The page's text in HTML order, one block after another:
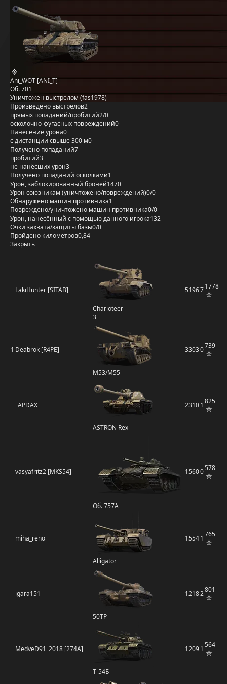
Ani_WOT [ANI_T]
Об. 701
Уничтожен выстрелом (fas1978)
Произведено выстрелов2
прямых попаданий/пробитий2/0
осколочно-фугасных повреждений0
Нанесение урона0
с дистанции свыше 300 м0
Получено попаданий7
пробитий3
не нанёсших урон3
Получено попаданий осколками1
Урон, заблокированный бронёй1470
Урон союзникам (уничтожено/повреждений)0/0
Обнаружено машин противника1
Повреждено/уничтожено машин противника0/0
Урон, нанесённый с помощью данного игрока132
Очки захвата/защиты базы0/0
Пройдено километров0,84
Закрыть
LakiHunter [SITAB]
Charioteer
3
519671778
1 Deabrok [R4PE]
M53/M55
33030739
_APDAX_
ASTRON Rex
23101 825
vasyafritz2 [MKS54]
Об. 757А
15600578
miha_reno
Alligator
15541 765
igara151
50TP
12182801
MedveD91_2018 [274A]
Т-54Б
12091 564